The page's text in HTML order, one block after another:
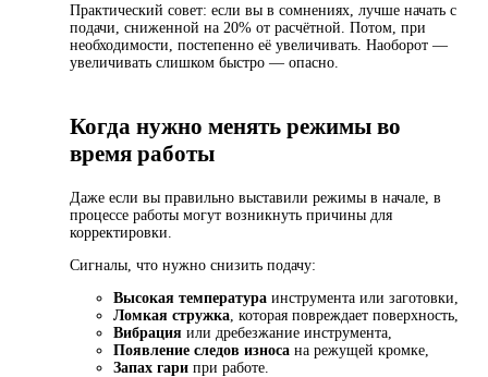
Практический совет: если вы в сомнениях, лучше начать с
подачи, сниженной на 20% от расчётной. Потом, при
необходимости, постепенно её увеличивать. Наоборот —
увеличивать слишком быстро — опасно.
Когда нужно менять режимы во
время работы
Даже если вы правильно выставили режимы в начале, в
процессе работы могут возникнуть причины для
корректировки.
Сигналы, что нужно снизить подачу:
Высокая температура инструмента или заготовки,
Ломкая стружка , которая повреждает поверхность,
Вибрация или дребезжание инструмента,
Появление следов износа на режущей кромке,
Запах гари при работе.